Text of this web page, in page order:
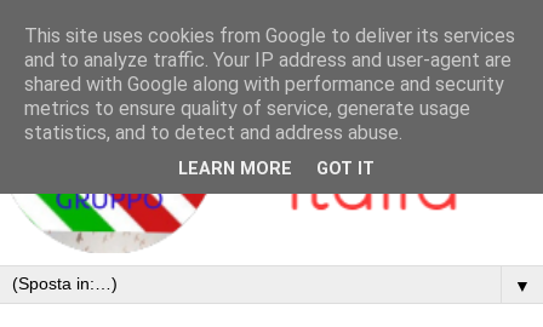
▼
This site uses cookies from Google to deliver its services
and to analyze traffic. Your IP address and user-agent are
shared with Google along with performance and security
metrics to ensure quality of service, generate usage
statistics, and to detect and address abuse.
LEARN MORE GOT IT